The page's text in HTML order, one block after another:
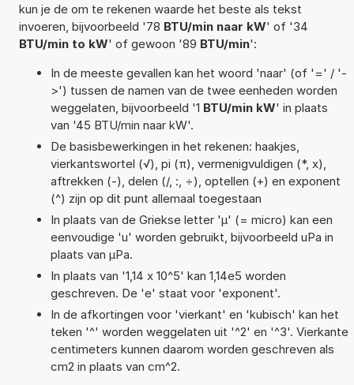
kun je de om te rekenen waarde het beste als tekst
invoeren, bijvoorbeeld '78 BTU/min naar kW' of '34
BTU/min to kW' of gewoon '89 BTU/min':
In de meeste gevallen kan het woord 'naar' (of '=' / '-
>') tussen de namen van de twee eenheden worden
weggelaten, bijvoorbeeld '1 BTU/min kW' in plaats
van '45 BTU/min naar kW'.
De basisbewerkingen in het rekenen: haakjes,
vierkantswortel (√), pi (π), vermenigvuldigen (*, x),
aftrekken (-), delen (/, :, ÷), optellen (+) en exponent
(^) zijn op dit punt allemaal toegestaan
In plaats van de Griekse letter 'µ' (= micro) kan een
eenvoudige 'u' worden gebruikt, bijvoorbeeld uPa in
plaats van µPa.
In plaats van '1,14 x 10^5' kan 1,14e5 worden
geschreven. De 'e' staat voor 'exponent'.
In de afkortingen voor 'vierkant' en 'kubisch' kan het
teken '^' worden weggelaten uit '^2' en '^3'. Vierkante
centimeters kunnen daarom worden geschreven als
cm2 in plaats van cm^2.